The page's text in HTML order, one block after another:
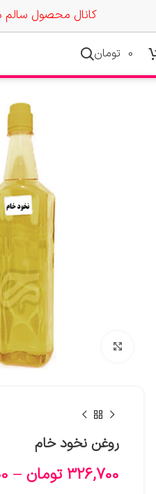
کانال محصول سالم
0 تومان
بزرگنمایی تصویر
روغن نخود خام
326,700 تومان –